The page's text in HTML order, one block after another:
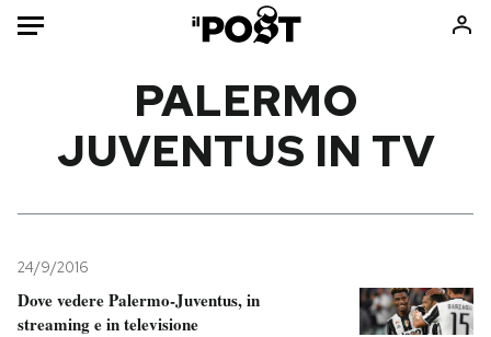
HOME
Mondo
Tecnologia
Internet
Libri
Ok Boomer!
PALERMO
JUVENTUS IN TV
24/9/2016
Dove vedere Palermo-Juventus, in
streaming e in televisione